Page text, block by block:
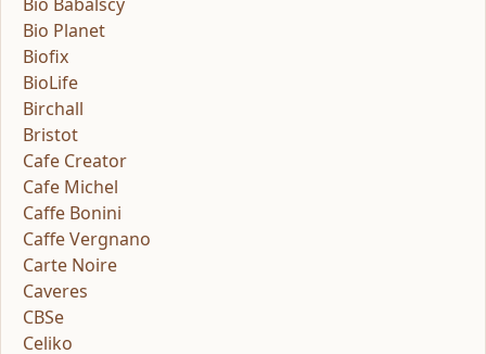
Bio Planet
Biofix
BioLife
Birchall
Bristot
Cafe Creator
Cafe Michel
Caffe Bonini
Caffe Vergnano
Carte Noire
Caveres
CBSe
Celiko